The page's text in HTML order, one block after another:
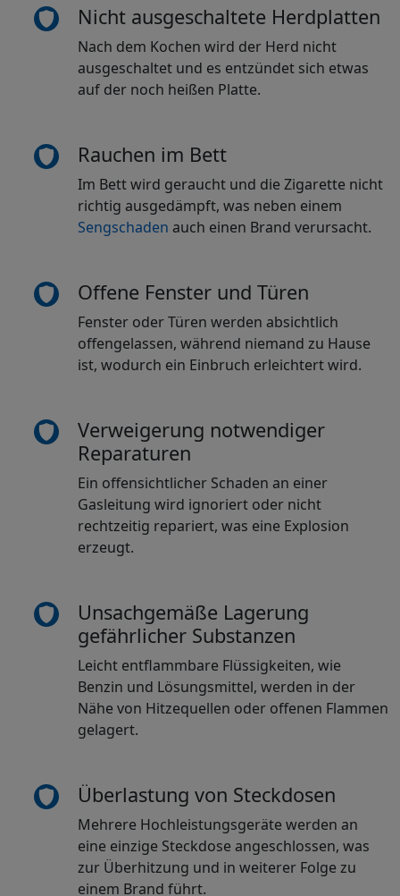
Nicht ausgeschaltete Herdplatten
Nach dem Kochen wird der Herd nicht
ausgeschaltet und es entzündet sich etwas
auf der noch heißen Platte.
Rauchen im Bett
Im Bett wird geraucht und die Zigarette nicht
richtig ausgedämpft, was neben einem
Sengschaden auch einen Brand verursacht.
Offene Fenster und Türen
Fenster oder Türen werden absichtlich
offengelassen, während niemand zu Hause
ist, wodurch ein Einbruch erleichtert wird.
Verweigerung notwendiger
Reparaturen
Ein offensichtlicher Schaden an einer
Gasleitung wird ignoriert oder nicht
rechtzeitig repariert, was eine Explosion
erzeugt.
Unsachgemäße Lagerung
gefährlicher Substanzen
Leicht entflammbare Flüssigkeiten, wie
Benzin und Lösungsmittel, werden in der
Nähe von Hitzequellen oder offenen Flammen
gelagert.
Überlastung von Steckdosen
Mehrere Hochleistungsgeräte werden an
eine einzige Steckdose angeschlossen, was
zur Überhitzung und in weiterer Folge zu
einem Brand führt.